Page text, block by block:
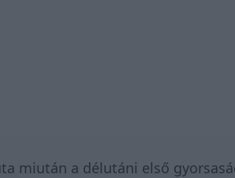
miután a délutáni első